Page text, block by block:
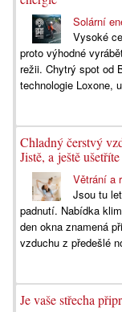
Solární
Vysoké
proto výhodné
režii. Chytrý spot od
technologie Loxone,
Chladný čerstvý
Jistě, a ještě
Větrání a
Jsou tu
padnutí. Nabídka
den okna znamená
vzduchu z předešlé
Je vaše střecha